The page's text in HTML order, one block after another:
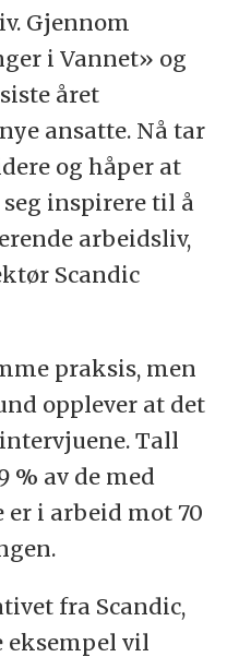
Gjennom
i Vannet» og
året
ansatte. Nå tar
og håper at
inspirere til å
arbeidsliv,
Scandic
praksis, men
opplever at det
Tall
% av de med
i arbeid mot 70
fra Scandic,
eksempel vil